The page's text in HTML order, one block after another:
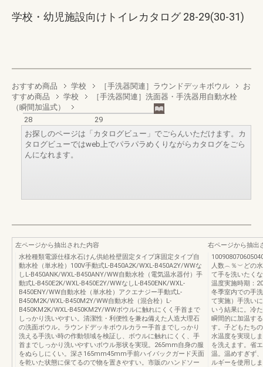
学校・幼児施設向けトイレカタログ 28-29(30-31)
おすすめ商品 学校 ［手洗器関連］ラウンドデッキボウル
お
すすめ商品
学校
［手洗器関連］洗面器・手洗器用自動水栓
（瞬間加温式）
28
29
お探しのページは「カタログビュー」でごらんいただけます。カ
タログビューではweb上でパラパラめくりながらカタログをごら
んになれます。
左ページから抽出された内容
水栓種類電源仕様水石けん供給栓壁固定タイプ床固定タイプ自
動水栓（単水栓）100V手動式L-B450A2K/WXL-B450A2Y/WWな
しL-B450ANK/WXL-B450ANY/WW自動水栓（電気温水器付）手
動式L-B450E2K/WXL-B450E2Y/WWなしL-B450ENK/WXL-
B450ENY/WW自動水栓（単水栓）アクエナジー手動式L-
B450M2K/WXL-B450M2Y/WW自動水栓（混合栓）L-
B450KM2K/WXL-B450KM2Y/WWボウルに触れにくく手首まで
しっかり洗いやすい。清潔性・利便性を兼ね備えた人造大理石
の洗面ボウル。ラウンドデッキボウルカラー手首までしっかり
洗える手洗い時の作動領域を検証し、ボウルに触れにくく、手
首までしっかり洗いやすいボウル形状を実現。265mm自身の服
をぬらしにくい。深さ165mm45mm手前ハイバックガード天面
を乾いた状態に保てるので物を置きやすい。市販のハンドソー
右ページから抽出
人数︵％︶どの
て手を洗いたく
温度実施時期：‌
冬季室内での手
て実施）手洗い
いう結果に。冷
瞬間的に加温す
す。子どもたち
水温度を実現し
を洗えます。省
温。温めすぎず
ルギーを使用し